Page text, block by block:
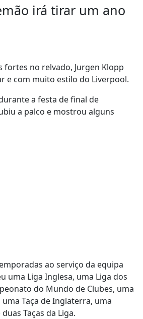
irá tirar um ano
fortes no relvado, Jurgen Klopp
e com muito estilo do Liverpool.
a festa de final de
a palco e mostrou alguns
ao serviço da equipa
uma Liga Inglesa, uma Liga dos
do Mundo de Clubes, uma
Taça de Inglaterra, uma
Taças da Liga.